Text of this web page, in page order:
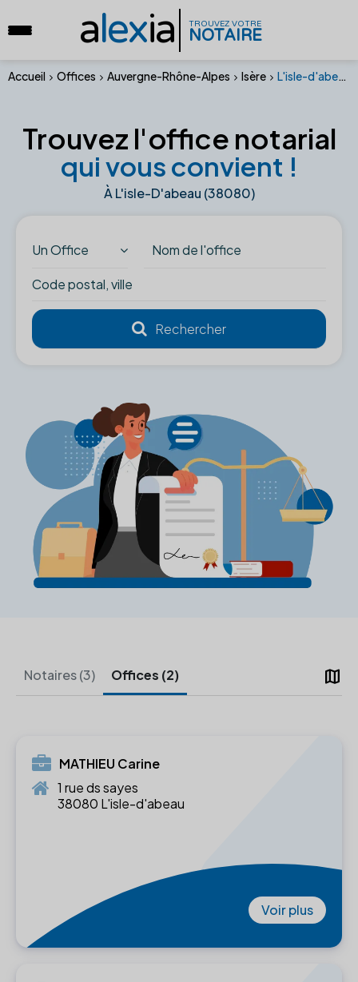
alexia TROUVEZ VOTRE
NOTAIRE
Accueil Offices Auvergne-Rhône-Alpes Isère L'isle-d'abeau (38080)
Trouvez l'office notarial
qui vous convient !
À L'isle-D'abeau (38080)
Un Office
map
Notaires (3) Offices (2)
MATHIEU Carine
1 rue ds sayes
38080 L'isle-d'abeau
Voir plus